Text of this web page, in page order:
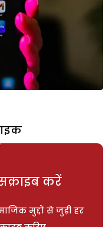
करें
मुद्दों से जुड़ी हर